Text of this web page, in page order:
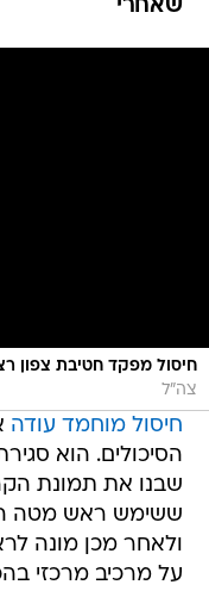
שאחרי
חיסול מפקד חטיבת צפון
צה"ל
חיסול מוחמד עודה
הסיכולים. הוא
ששימש ראש מטה
ולאחר מכן מונה
על מרכיב מרכזי